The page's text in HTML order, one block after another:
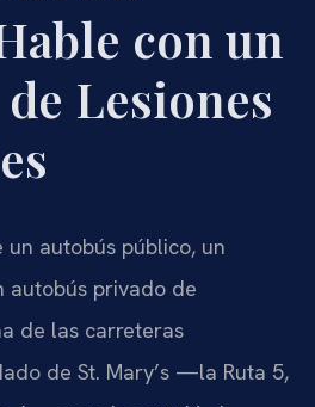
con un
Lesiones
autobús público, un
autobús privado de
de las carreteras
de St. Mary’s —la Ruta 5,